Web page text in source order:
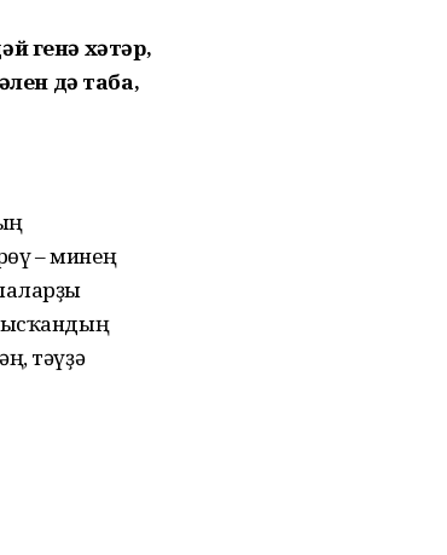
генә хәтәр,
дә таба,
– минең
тәүҙә